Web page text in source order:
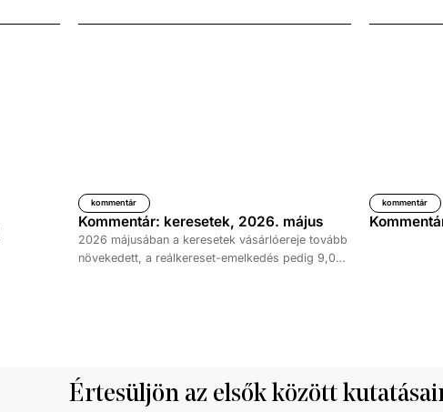
kommentár
Kommentár: keresetek, 2026. május
2026 májusában a keresetek vásárlóereje tovább
növekedett, a reálkereset-emelkedés pedig 9,0
kommentár
Értesüljön az elsők között